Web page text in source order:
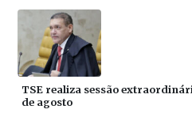
TSE realiza sessão
de agosto